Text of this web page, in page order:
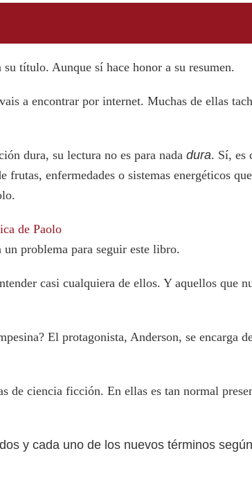
título. Aunque sí hace honor a su resumen.
a encontrar por internet. Muchas de ellas
dura, su lectura no es para nadadura. Sí, es
enfermedades o sistemas energéticos
problema para seguir este libro.
casi cualquiera de ellos. Y aquellos que
El protagonista, Anderson, se encarga
de ciencia ficción. En ellas es tan normal
y cada uno de los nuevos términos